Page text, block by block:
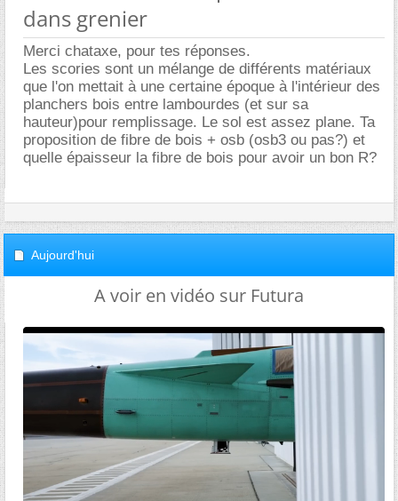
dans grenier
Merci chataxe, pour tes réponses.
Les scories sont un mélange de différents matériaux
que l'on mettait à une certaine époque à l'intérieur des
planchers bois entre lambourdes (et sur sa
hauteur)pour remplissage. Le sol est assez plane. Ta
proposition de fibre de bois + osb (osb3 ou pas?) et
quelle épaisseur la fibre de bois pour avoir un bon R?
Aujourd'hui
A voir en vidéo sur Futura